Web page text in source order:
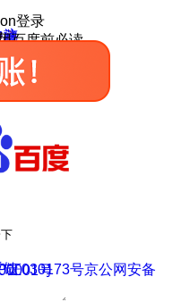
登录
注
藏
心
馈百度前必读
馈
证030173号
号